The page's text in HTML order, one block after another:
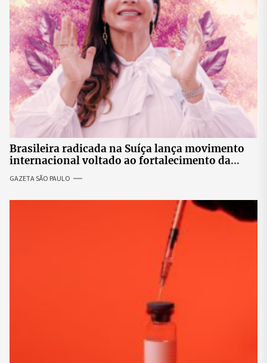
Brasileira radicada na Suíça lança movimento
internacional voltado ao fortalecimento da
identidade feminina
GAZETA SÃO PAULO